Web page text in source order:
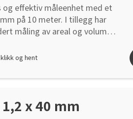
og effektiv måleenhet med et
på 10 meter. I tillegg har
måling av areal og volum
og hent
x 40 mm